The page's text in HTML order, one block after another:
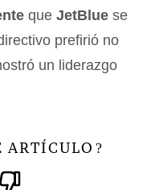
que JetBlue se
prefirió no
un liderazgo
ARTÍCULO ?